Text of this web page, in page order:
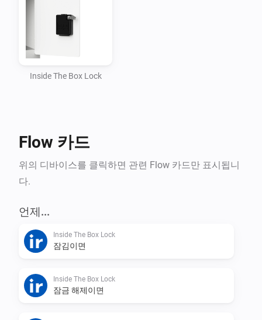
Separate devices for locks and event sensors
Automatic token handling and webhook setup
Copy your API Key and paste it into Homey
Inside The Box Lock
Flow 카드
위의 디바이스를 클릭하면 관련 Flow 카드만 표시됩니
다.
언제...
Inside The Box Lock
잠김이면
Inside The Box Lock
잠금 해제이면